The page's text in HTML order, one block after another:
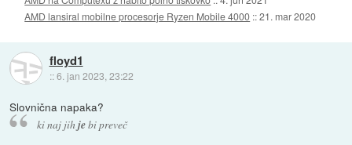
AMD lansiral mobilne procesorje Ryzen Mobile 4000 ::21. mar 2020
floyd1
::6. jan 2023, 23:22
Slovnična napaka?
ki naj jihjebi preveč